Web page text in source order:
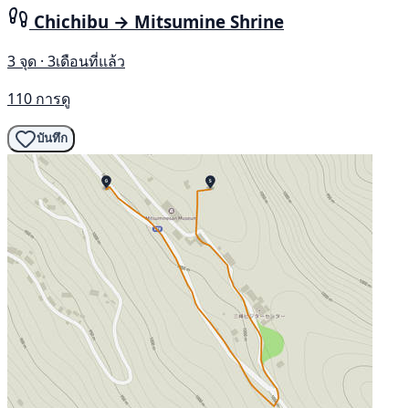
Chichibu → Mitsumine Shrine
3 จุด · 3เดือนที่แล้ว
110 การดู
บันทึก